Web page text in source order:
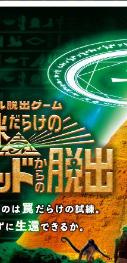
コラボレ
ご質問や
ください
い合わせ